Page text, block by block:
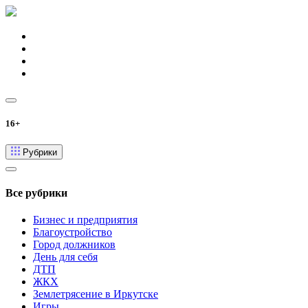
16+
Рубрики
Все рубрики
Бизнес и предприятия
Благоустройство
Город должников
День для себя
ДТП
ЖКХ
Землетрясение в Иркутске